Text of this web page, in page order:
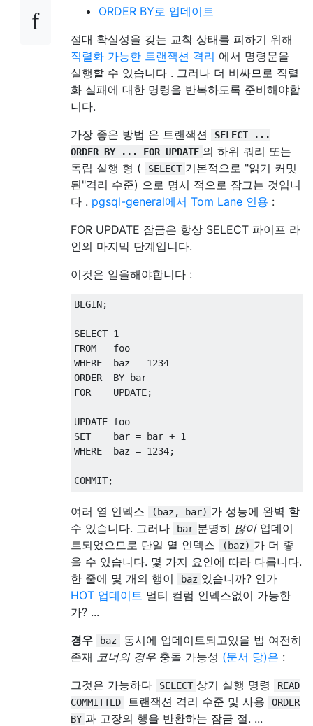
ORDER BY로 업데이트
절대 확실성을 갖는 교착 상태를 피하기 위해
직렬화 가능한 트랜잭션 격리 에서 명령문을
실행할 수 있습니다 . 그러나 더 비싸므로 직렬
화 실패에 대한 명령을 반복하도록 준비해야합
니다.
가장 좋은 방법 은 트랜잭션
SELECT ...
ORDER BY ... FOR UPDATE 의 하위 쿼리 또는
독립 실행 형 (
SELECT 기본적으로 "읽기 커밋
된"격리 수준) 으로 명시 적으로 잠그는 것입니
다 . pgsql-general에서 Tom Lane 인용 :
FOR UPDATE 잠금은 항상 SELECT 파이프 라
인의 마지막 단계입니다.
이것은 일을해야합니다 :
BEGIN;
SELECT 1
FROM
WHERE
  baz
= 1234
ORDER
BY
FOR
UPDATE;
UPDATE
SET
    bar
= bar + 1
WHERE
  baz
= 1234;
COMMIT;
여러 열 인덱스 (baz, bar) 가 성능에 완벽 할
수 있습니다. 그러나
bar 분명히 많이업데이
트되었으므로 단일 열 인덱스
(baz) 가 더 좋
을 수 있습니다. 몇 가지 요인에 따라 다릅니다.
한 줄에 몇 개의 행이
baz 있습니까? 인가
HOT 업데이트 멀티 컬럼 인덱스없이 가능한
가? ...
경우
baz
동시에 업데이트되고있을 법 여전히
존재 코너의 경우 충돌 가능성 (문서 당)은 :
그것은 가능하다
SELECT 상기 실행 명령
READ
COMMITTED
트랜잭션 격리 수준 및 사용
ORDER
BY 과 고장의 행을 반환하는 잠금 절. ...